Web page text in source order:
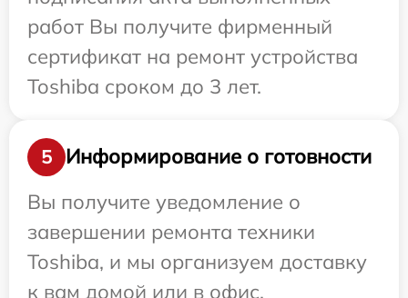
работ Вы получите фирменный
сертификат на ремонт устройства
Toshiba сроком до 3 лет.
5
Информирование о готовности
Вы получите уведомление о
завершении ремонта техники
Toshiba, и мы организуем доставку
к вам домой или в офис.